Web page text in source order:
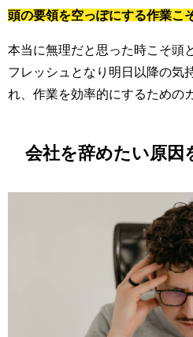
頭の要領を空っぽにする作業こ
本当に無理だと思った時こそ頭
フレッシュとなり明日以降の気
れ、作業を効率的にするための
会社を辞めたい原因